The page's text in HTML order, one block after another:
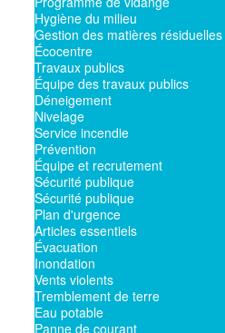
Hygiène du milieu
Gestion des matières résiduelles
Écocentre
Travaux publics
Équipe des travaux publics
Déneigement
Nivelage
Service incendie
Prévention
Équipe et recrutement
Sécurité publique
Sécurité publique
Plan d'urgence
Articles essentiels
Évacuation
Inondation
Vents violents
Tremblement de terre
Eau potable
Panne de courant